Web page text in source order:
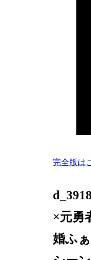
完全版は
×元勇
婚ふ